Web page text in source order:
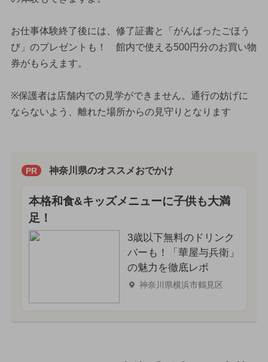
お仕事体験終了後には、修了証書と「がんばったごほう
び」のプレゼントも！ 館内で使える500円分のお買い物
券がもらえます。
※保護者は店舗内での見学ができません。通行の妨げに
ならないよう、離れた場所からの見守りとなります
PR 神奈川県のオススメおでかけ
本格和食&キッズメニューに子供も大満
足！
3歳以下無料のドリンク
バーも！「華屋与兵衛」
の魅力を徹底レポ
神奈川県横浜市鶴見区